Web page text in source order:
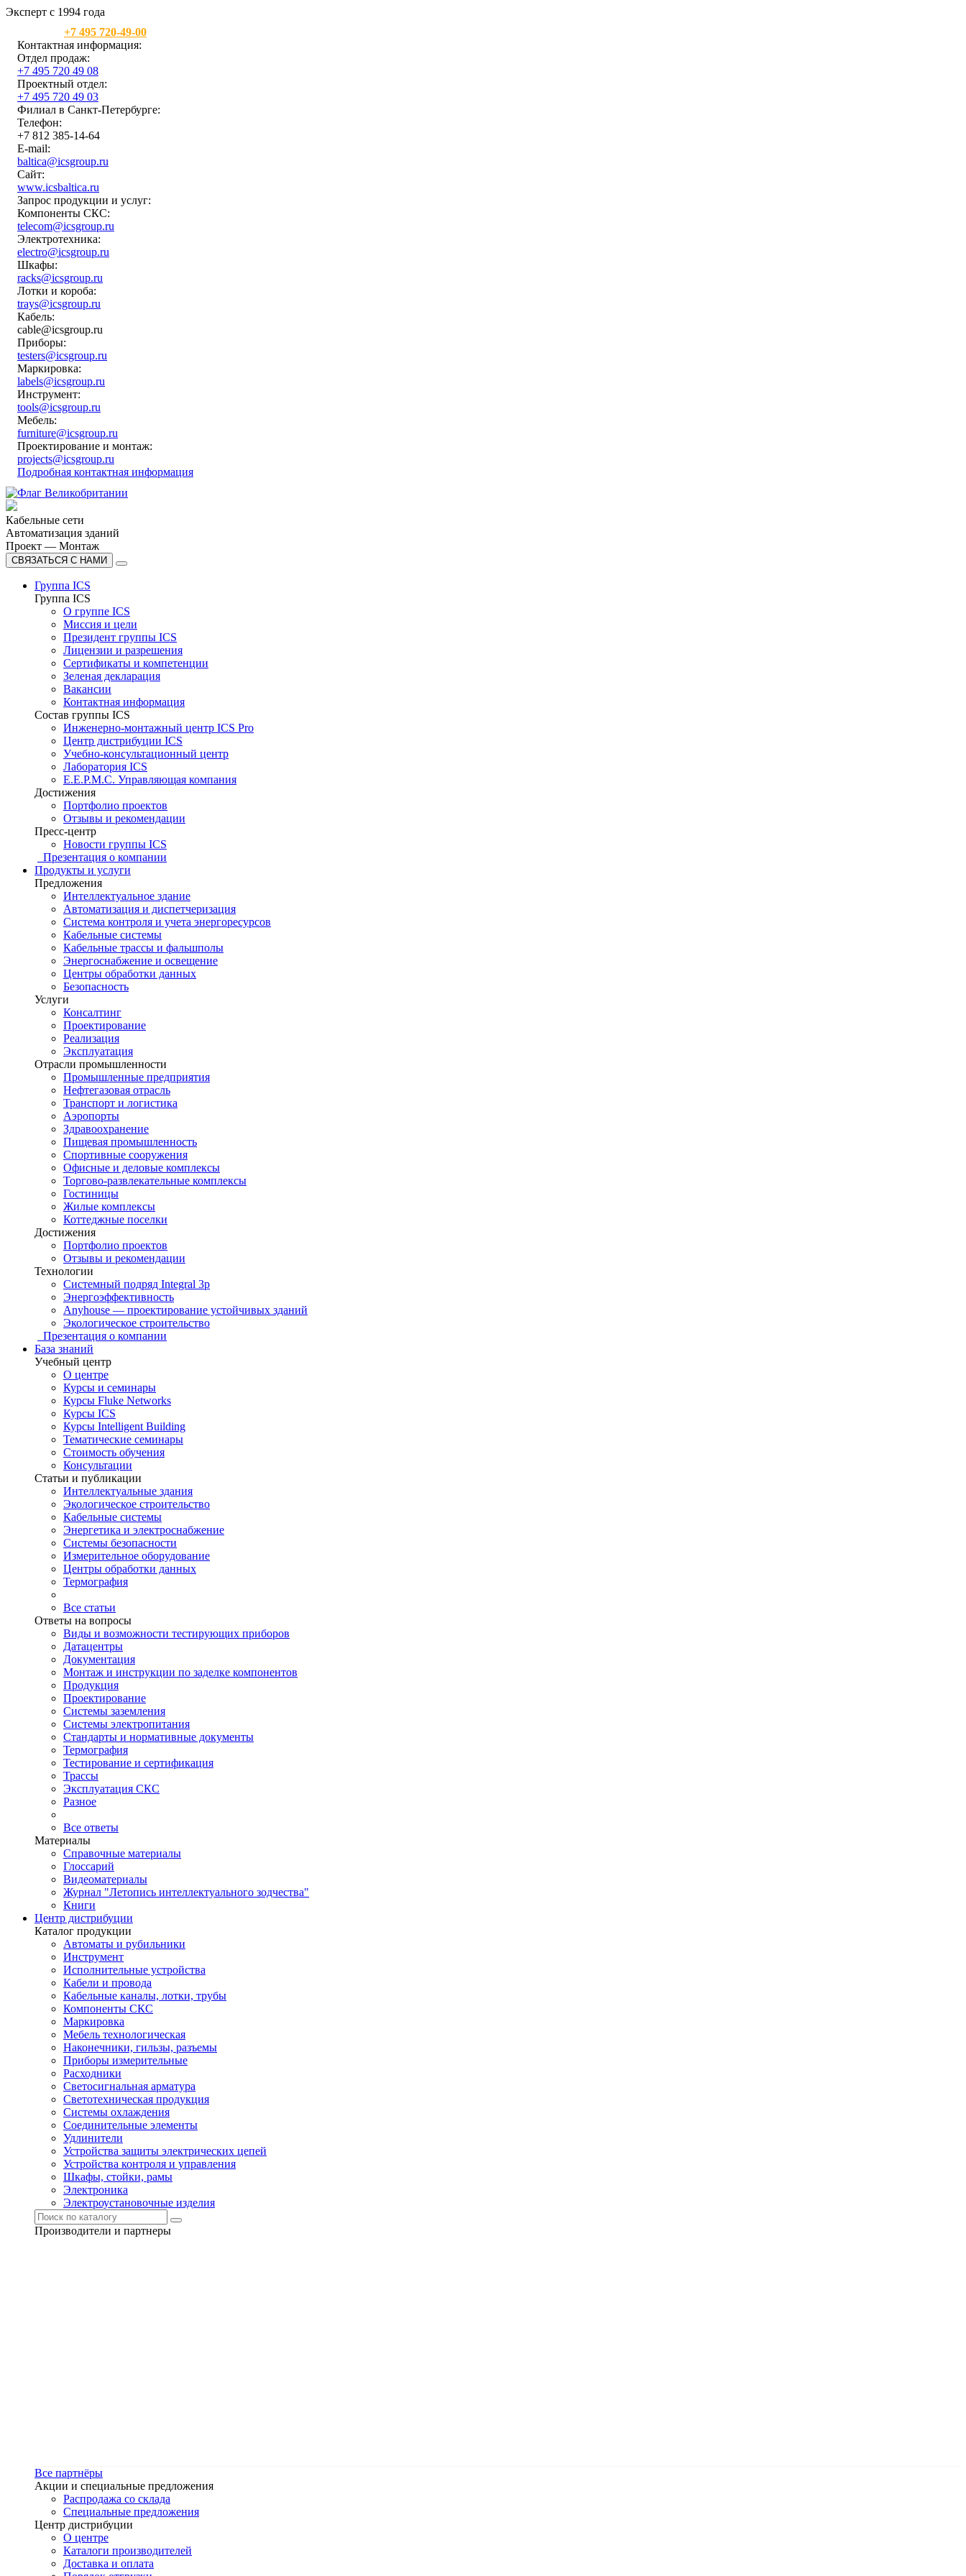
Эксперт с 1994 года
+7 495 720-49-00
Контактная информация:
Отдел продаж:
+7 495 720 49 08
Проектный отдел:
+7 495 720 49 03
Филиал в Санкт-Петербурге:
Телефон:
+7 812 385-14-64
E-mail:
baltica@icsgroup.ru
Сайт:
www.icsbaltica.ru
Запрос продукции и услуг:
Компоненты СКС:
telecom@icsgroup.ru
Электротехника:
electro@icsgroup.ru
Шкафы:
racks@icsgroup.ru
Лотки и короба:
trays@icsgroup.ru
Кабель:
cable@icsgroup.ru
Приборы:
testers@icsgroup.ru
Маркировка:
labels@icsgroup.ru
Инструмент:
tools@icsgroup.ru
Мебель:
furniture@icsgroup.ru
Проектирование и монтаж:
projects@icsgroup.ru
Подробная контактная информация
Кабельные сети
Автоматизация зданий
Проект — Монтаж
СВЯЗАТЬСЯ С НАМИ
Группа ICS
Группа ICS
О группе ICS
Миссия и цели
Президент группы ICS
Лицензии и разрешения
Сертификаты и компетенции
Зеленая декларация
Вакансии
Контактная информация
Состав группы ICS
Инженерно-монтажный центр ICS Pro
Центр дистрибуции ICS
Учебно-консультационный центр
Лаборатория ICS
E.E.P.M.C. Управляющая компания
Достижения
Портфолио проектов
Отзывы и рекомендации
Пресс-центр
Новости группы ICS
Презентация о компании
Продукты и услуги
Предложения
Интеллектуальное здание
Автоматизация и диспетчеризация
Система контроля и учета энергоресурсов
Кабельные системы
Кабельные трассы и фальшполы
Энергоснабжение и освещение
Центры обработки данных
Безопасность
Услуги
Консалтинг
Проектирование
Реализация
Эксплуатация
Отрасли промышленности
Промышленные предприятия
Нефтегазовая отрасль
Транспорт и логистика
Аэропорты
Здравоохранение
Пищевая промышленность
Спортивные сооружения
Офисные и деловые комплексы
Торгово-развлекательные комплексы
Гостиницы
Жилые комплексы
Коттеджные поселки
Достижения
Портфолио проектов
Отзывы и рекомендации
Технологии
Системный подряд Integral 3p
Энергоэффективность
Anyhouse — проектирование устойчивых зданий
Экологическое строительство
Презентация о компании
База знаний
Учебный центр
О центре
Курсы и семинары
Курсы Fluke Networks
Курсы ICS
Курсы Intelligent Building
Тематические семинары
Стоимость обучения
Консультации
Статьи и публикации
Интеллектуальные здания
Экологическое строительство
Кабельные системы
Энергетика и электроснабжение
Системы безопасности
Измерительное оборудование
Центры обработки данных
Термография
Все статьи
Ответы на вопросы
Виды и возможности тестирующих приборов
Датацентры
Документация
Монтаж и инструкции по заделке компонентов
Продукция
Проектирование
Системы заземления
Системы электропитания
Стандарты и нормативные документы
Термография
Тестирование и сертификация
Трассы
Эксплуатация СКС
Разное
Все ответы
Материалы
Справочные материалы
Глоссарий
Видеоматериалы
Журнал "Летопись интеллектуального зодчества"
Книги
Центр дистрибуции
Каталог продукции
Автоматы и рубильники
Инструмент
Исполнительные устройства
Кабели и провода
Кабельные каналы, лотки, трубы
Компоненты СКС
Маркировка
Мебель технологическая
Наконечники, гильзы, разъемы
Приборы измерительные
Расходники
Светосигнальная арматура
Светотехническая продукция
Системы охлаждения
Соединительные элементы
Удлинители
Устройства защиты электрических цепей
Устройства контроля и управления
Шкафы, стойки, рамы
Электроника
Электроустановочные изделия
Производители и партнеры
Все партнёры
Акции и специальные предложения
Распродажа со склада
Специальные предложения
Центр дистрибуции
О центре
Каталоги производителей
Доставка и оплата